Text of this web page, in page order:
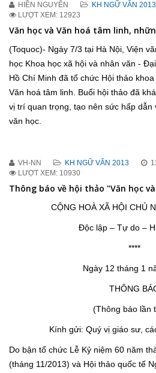
HIỀN NGUYỄN KH NGỮ VĂN 2013
LƯỢT XEM: 12923
Văn học và Văn hoá tâm linh,
(Toquoc)- Ngày 7/3 tại Hà Nội, Viện
học Khoa học xã hội và nhân văn -
Hồ Chí Minh đã tổ chức Hội thảo
Văn hoá tâm linh. Buổi hội thảo đã
vị trí quan trọng, tạo nên sức hấp dẫn
văn học.
VH-NN KH NGỮ VĂN 2013
LƯỢT XEM: 10930
Thông báo về hội thảo "Văn học
CỘNG HOÀ XÃ HỘI CHỦ
Độc lập – Tự do –
****
Ngày 12 tháng 1
THÔNG
(Thông báo lần
Kính gửi: Quý vị giáo sư,
Do bận tổ chức Lễ Kỷ niệm 60 năm
(tháng 11/2013) và Hội thảo quốc tế